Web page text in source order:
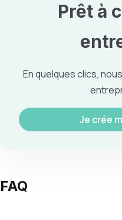
Prêt à
En quelques clics,
Je crée
FAQ